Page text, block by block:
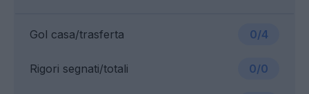
Gol casa/trasferta 0/4
Rigori segnati/totali 0/0